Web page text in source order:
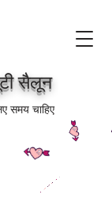
सैलून
समय चाहिए